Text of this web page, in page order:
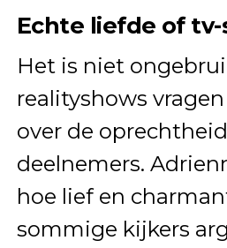
Echte liefde of
Het is niet
realityshows
over de
deelnemers.
hoe lief en
sommige kijkers